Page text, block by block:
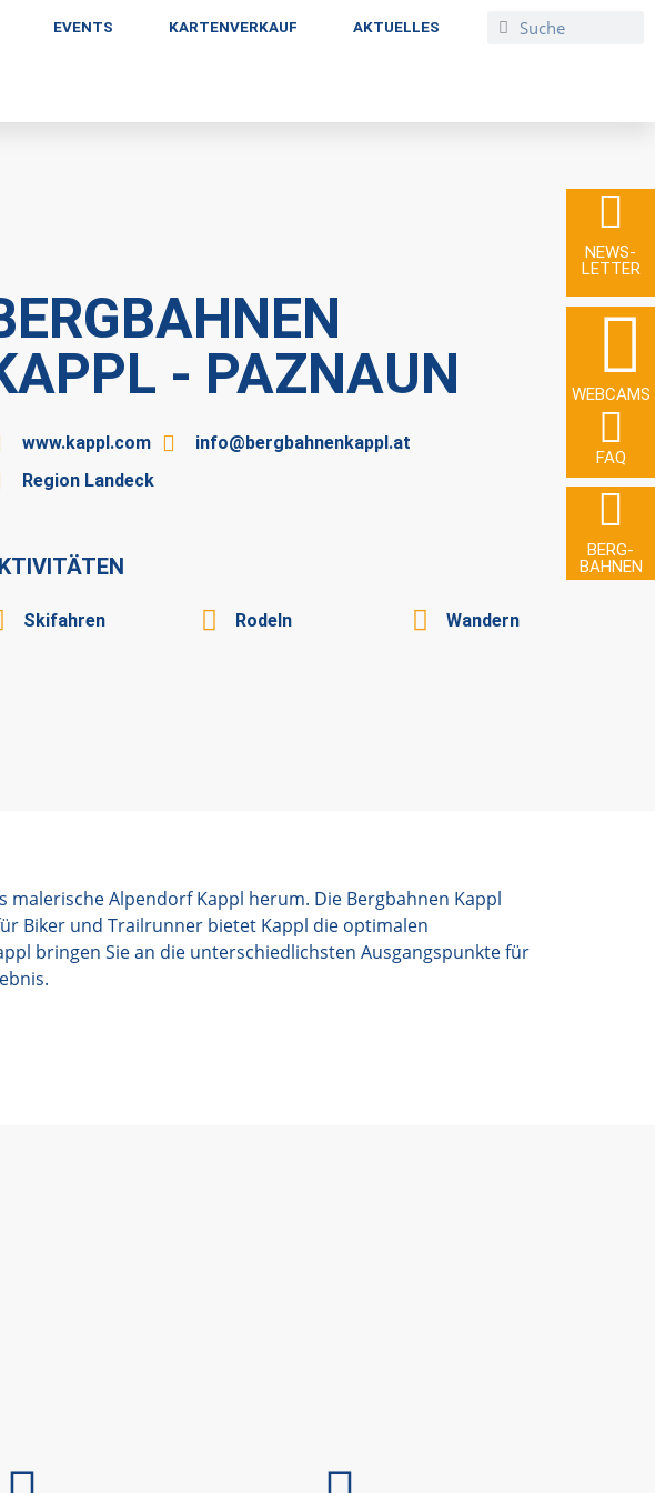
EVENTS KARTENVERKAUF AKTUELLES
- PAZNAUN
www.kappl.com
info@bergbahnenkappl.at
Region Landeck
Skifahren Rodeln Wandern
Alpendorf Kappl herum. Die Bergbahnen Kappl
Biker und Trailrunner bietet Kappl die optimalen
bringen Sie an die unterschiedlichsten Ausgangspunkte für
NEWS­
LETTER
WEBCAMS
FAQ
BERG­
BAHNEN